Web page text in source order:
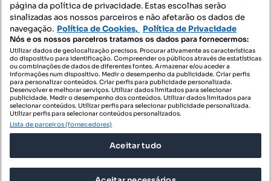
Contacte-nos
SIGA-NOS:
DESCARREGAR NA:
página da política de privacidade. Estas escolhas serão
sinalizadas aos nossos parceiros e não afetarão os dados de
navegação. Política de Cookies, Política de Privacidade
Nós e os nossos parceiros tratamos os dados para fornecermos:
Utilizar dados de geolocalização precisos. Procurar ativamente as características
do dispositivo para identificação. Compreender os públicos através de estatísticas
ou combinações de dados de diferentes fontes. Armazenar e/ou aceder a
informações num dispositivo. Medir o desempenho da publicidade. Criar perfis
para personalizar conteúdos. Criar perfis para publicidade personalizada.
Desenvolver e melhorar serviços. Utilizar dados limitados para selecionar
publicidade. Medir o desempenho dos conteúdos. Utilizar dados limitados para
selecionar conteúdos. Utilizar perfis para selecionar publicidade personalizada.
Utilizar perfis para selecionar conteúdos personalizados.
Lista de parceiros (fornecedores)
Aceitar tudo